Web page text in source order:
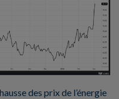
des prix de l’énergie